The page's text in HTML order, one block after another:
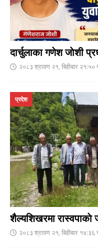
दार्चुलाका गणेश जाेशी
२०८३ श्रावण २१, बिहीबार २१:५०
शैल्यशिखरमा
प्रदेश
२०८३ श्रावण २१, बिहीबार १४:३६